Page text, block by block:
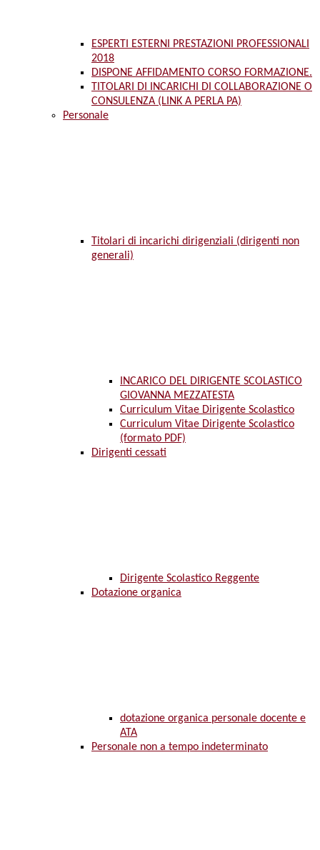
ESPERTI ESTERNI PRESTAZIONI PROFESSIONALI
2018
DISPONE AFFIDAMENTO CORSO FORMAZIONE.
TITOLARI DI INCARICHI DI COLLABORAZIONE O
CONSULENZA (LINK A PERLA PA)
Personale
Titolari di incarichi dirigenziali (dirigenti non
generali)
INCARICO DEL DIRIGENTE SCOLASTICO
GIOVANNA MEZZATESTA
Curriculum Vitae Dirigente Scolastico
Curriculum Vitae Dirigente Scolastico
(formato PDF)
Dirigenti cessati
Dirigente Scolastico Reggente
Dotazione organica
dotazione organica personale docente e
ATA
Personale non a tempo indeterminato